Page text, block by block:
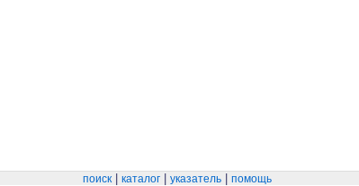
поиск каталог указатель
помощь